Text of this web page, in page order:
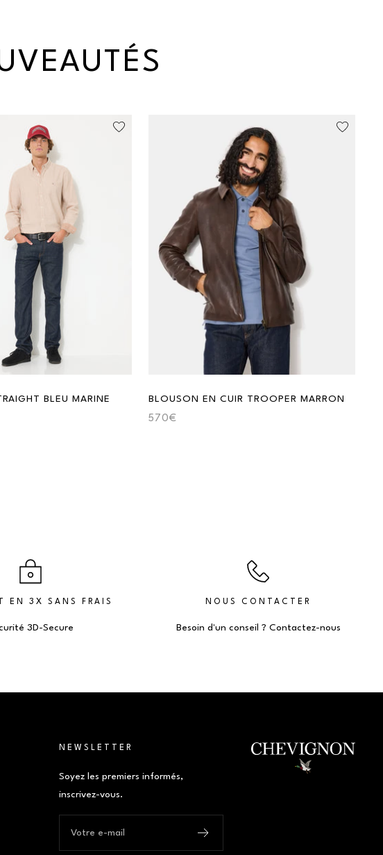
BLEU MARINE BLOUSON EN CUIR TROOPER MARRON
570€
EN 3X SANS FRAIS
3D-Secure
NOUS CONTACTER
Besoin d'un conseil ? Contactez-nous
NEWSLETTER
Soyez les premiers informés,
inscrivez-vous.
Votre e-mail